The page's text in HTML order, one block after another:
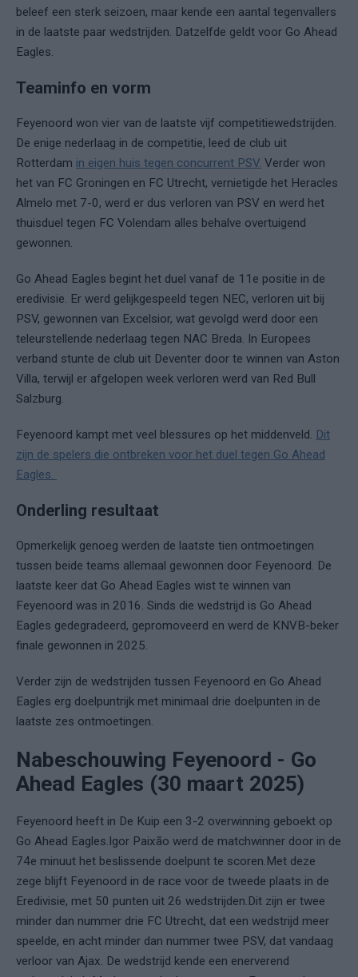
beleef een sterk seizoen, maar kende een aantal tegenvallers
in de laatste paar wedstrijden. Datzelfde geldt voor Go Ahead
Eagles.
Teaminfo en vorm
Feyenoord won vier van de laatste vijf competitiewedstrijden.
De enige nederlaag in de competitie, leed de club uit
Rotterdam in eigen huis tegen concurrent PSV. Verder won
het van FC Groningen en FC Utrecht, vernietigde het Heracles
Almelo met 7-0, werd er dus verloren van PSV en werd het
thuisduel tegen FC Volendam alles behalve overtuigend
gewonnen.
Go Ahead Eagles begint het duel vanaf de 11e positie in de
eredivisie. Er werd gelijkgespeeld tegen NEC, verloren uit bij
PSV, gewonnen van Excelsior, wat gevolgd werd door een
teleurstellende nederlaag tegen NAC Breda. In Europees
verband stunte de club uit Deventer door te winnen van Aston
Villa, terwijl er afgelopen week verloren werd van Red Bull
Salzburg.
Feyenoord kampt met veel blessures op het middenveld. Dit
zijn de spelers die ontbreken voor het duel tegen Go Ahead
Eagles.
Onderling resultaat
Opmerkelijk genoeg werden de laatste tien ontmoetingen
tussen beide teams allemaal gewonnen door Feyenoord. De
laatste keer dat Go Ahead Eagles wist te winnen van
Feyenoord was in 2016. Sinds die wedstrijd is Go Ahead
Eagles gedegradeerd, gepromoveerd en werd de KNVB-beker
finale gewonnen in 2025.
Verder zijn de wedstrijden tussen Feyenoord en Go Ahead
Eagles erg doelpuntrijk met minimaal drie doelpunten in de
laatste zes ontmoetingen.
Nabeschouwing Feyenoord - Go
Ahead Eagles (30 maart 2025)
Feyenoord heeft in De Kuip een 3-2 overwinning geboekt op
Go Ahead Eagles.Igor Paixão werd de matchwinner door in de
74e minuut het beslissende doelpunt te scoren.Met deze
zege blijft Feyenoord in de race voor de tweede plaats in de
Eredivisie, met 50 punten uit 26 wedstrijden.Dit zijn er twee
minder dan nummer drie FC Utrecht, dat een wedstrijd meer
speelde, en acht minder dan nummer twee PSV, dat vandaag
verloor van Ajax. De wedstrijd kende een enerverend